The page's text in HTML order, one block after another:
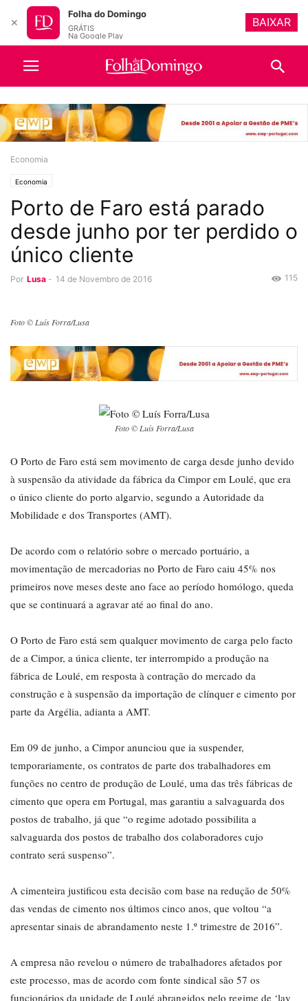
Economia
Economia
Porto de Faro está parado
desde junho por ter perdido o
único cliente
Por Lusa - 14 de Novembro de 2016 115
Foto © Luís Forra/Lusa
Foto © Luís Forra/Lusa
O Porto de Faro está sem movimento de carga desde junho devido
à suspensão da atividade da fábrica da Cimpor em Loulé, que era
o único cliente do porto algarvio, segundo a Autoridade da
Mobilidade e dos Transportes (AMT).
De acordo com o relatório sobre o mercado portuário, a
movimentação de mercadorias no Porto de Faro caiu 45% nos
primeiros nove meses deste ano face ao período homólogo, queda
que se continuará a agravar até ao final do ano.
O Porto de Faro está sem qualquer movimento de carga pelo facto
de a Cimpor, a única cliente, ter interrompido a produção na
fábrica de Loulé, em resposta à contração do mercado da
construção e à suspensão da importação de clínquer e cimento por
parte da Argélia, adianta a AMT.
Em 09 de junho, a Cimpor anunciou que ia suspender,
temporariamente, os contratos de parte dos trabalhadores em
funções no centro de produção de Loulé, uma das três fábricas de
cimento que opera em Portugal, mas garantiu a salvaguarda dos
postos de trabalho, já que “o regime adotado possibilita a
salvaguarda dos postos de trabalho dos colaboradores cujo
contrato será suspenso”.
A cimenteira justificou esta decisão com base na redução de 50%
das vendas de cimento nos últimos cinco anos, que voltou “a
apresentar sinais de abrandamento neste 1.º trimestre de 2016”.
A empresa não revelou o número de trabalhadores afetados por
este processo, mas de acordo com fonte sindical são 57 os
funcionários da unidade de Loulé abrangidos pelo regime de ‘lay
✕
Folha do Domingo
GRÁTIS
Na Google Play
BAIXAR